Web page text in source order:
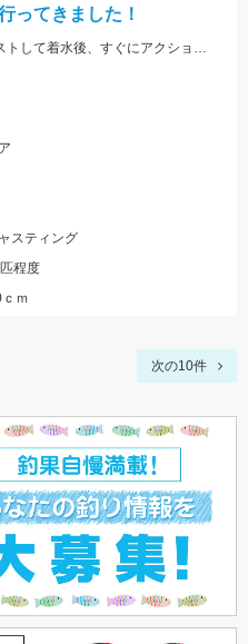
ってきました！
ダイビングペンシルを使用して、キャストして着水後、すぐにアクションを始めると見切られ難く、ヒット率が上がります。
スティング
程度
ｍ
次の10件